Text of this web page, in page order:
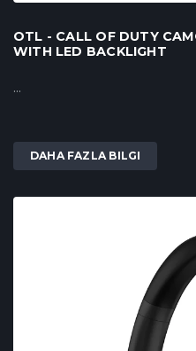
OTL - CALL OF DUTY
WITH LED BACKLIGHT
...
DAHA FAZLA BILGI